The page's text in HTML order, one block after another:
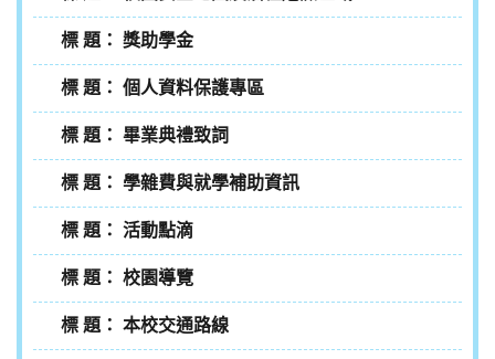
獎助學金
個人資料保護專區
畢業典禮致詞
學雜費與就學補助資訊
活動點滴
校園導覽
本校交通路線